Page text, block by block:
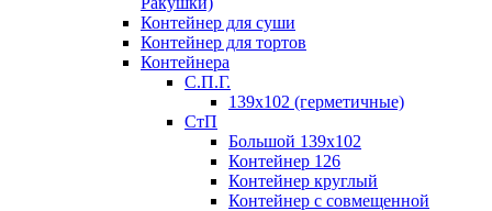
Контейнер для суши
Контейнер для тортов
Контейнера
С.П.Г.
139х102 (герметичные)
СтП
Большой 139х102
Контейнер 126
Контейнер круглый
Контейнер с совмещенной